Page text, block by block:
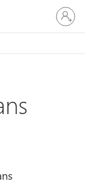
vous
à
compte